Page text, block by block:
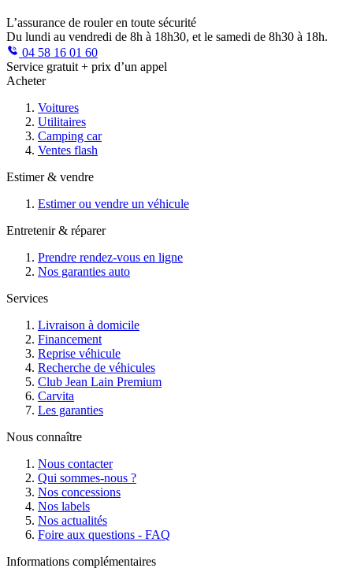
L’assurance de rouler en toute sécurité
Du lundi au vendredi de 8h à 18h30, et le samedi de 8h30 à 18h.
04 58 16 01 60
Service gratuit + prix d’un appel
Acheter
Voitures
Utilitaires
Camping car
Ventes flash
Estimer & vendre
Estimer ou vendre un véhicule
Entretenir & réparer
Prendre rendez-vous en ligne
Nos garanties auto
Services
Livraison à domicile
Financement
Reprise véhicule
Recherche de véhicules
Club Jean Lain Premium
Carvita
Les garanties
Nous connaître
Nous contacter
Qui sommes-nous ?
Nos concessions
Nos labels
Nos actualités
Foire aux questions - FAQ
Informations complémentaires